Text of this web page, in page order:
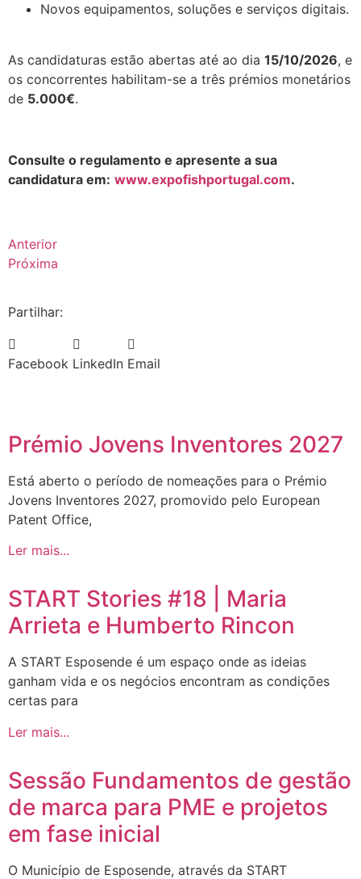
Novos equipamentos, soluções e serviços digitais.
As candidaturas estão abertas até ao dia 15/10/2026, e
os concorrentes habilitam-se a três prémios monetários
de 5.000€.
Consulte o regulamento e apresente a sua
candidatura em: www.expofishportugal.com.
Anterior
Próxima
Partilhar:
Facebook LinkedIn Email
Prémio Jovens Inventores 2027
Está aberto o período de nomeações para o Prémio
Jovens Inventores 2027, promovido pelo European
Patent Office,
Ler mais...
START Stories #18 | Maria
Arrieta e Humberto Rincon
A START Esposende é um espaço onde as ideias
ganham vida e os negócios encontram as condições
certas para
Ler mais...
Sessão Fundamentos de gestão
de marca para PME e projetos
em fase inicial
O Município de Esposende, através da START